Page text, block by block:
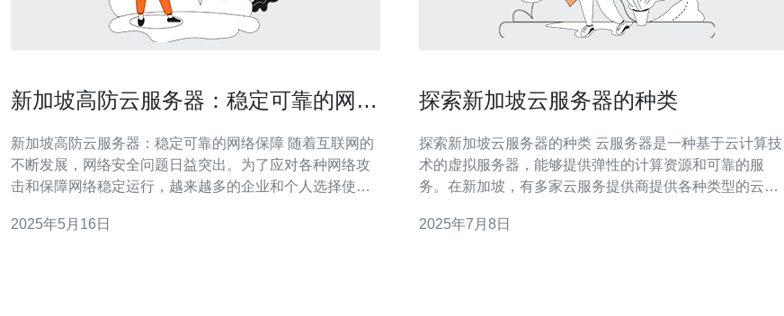
新加坡高防云服务器：稳定可靠的网络
新加坡高防云服务器：稳定可靠的网络保障 随着互联网的
不断发展，网络安全问题日益突出。为了应对各种网络攻
击和保障网络稳定运行，越来越多的企业和个人选择使用
云服务器在网络安全方面备受推崇。 新加坡高防云服务器
2025年5月16日
探索新加坡云服务器的种类
探索新加坡云服务器的种类 云服务器是一种基于云计算技
术的虚拟服务器，能够提供弹性的计算资源和可靠的服
务。在新加坡，有多家云服务提供商提供各种类型的云服
多，主要包括： 1. 公有云服务器 公有云服务器是由云服务
2025年7月8日